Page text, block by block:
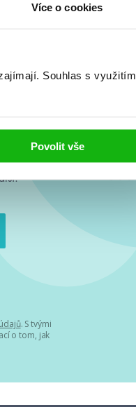
Více o cookies
Souhlas s využitím
Povolit vše
co se
. S tvými
o tom, jak